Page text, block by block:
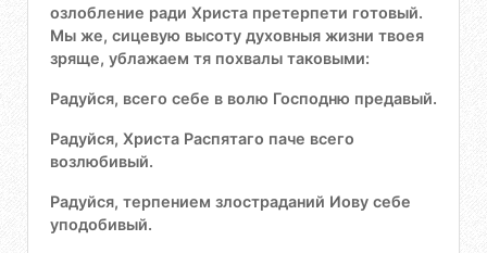
озлобление ради Христа претерпети готовый.
Мы же, сицевую высоту духовныя жизни твоея
зряще, ублажаем тя похвалы таковыми:
Радуйся, всего себе в волю Господню предавый.
Радуйся, Христа Распятаго паче всего
возлюбивый.
Радуйся, терпением злостраданий Иову себе
уподобивый.